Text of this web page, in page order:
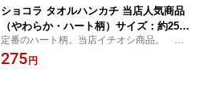
ショコラ タオルハンカチ 当店人気商品
（やわらか・ハート柄）サイズ：約25×
25cmふわふわ 無撚糸 やわらか かわい
い タオル カントリー 雑貨 ハンカチ大
定番のハート柄。当店イチオシ商品。 ふ
わふわのハンカチにハートの刺繍付き！無
撚糸 プチギフト プレゼント卒業記念
275 円